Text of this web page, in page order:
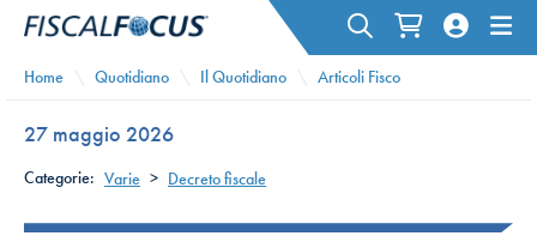
Home Quotidiano Il Quotidiano Articoli Fisco
27 maggio 2026
Categorie: Varie > Decreto fiscale